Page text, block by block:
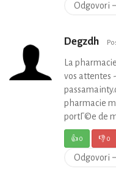
Odgovori
Degzdh
La
vos attentes
pharmacie
portГ©e de
👍0 👎0
Odgovori